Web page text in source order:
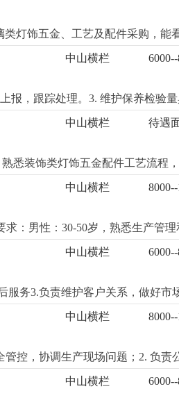
灯饰五金、工艺及配件采购，能
中山横栏
报，跟踪处理。3. 维护保养检验
中及以上学历，有工厂检验经验
填写记录。
更详细...
中山横栏 待遇
悉装饰类灯饰五金配件工艺流程
双程车费报销更详细...
中山横栏
：男性：30-50岁，熟悉生产管
极性。更详细...
中山横栏
服务3.负责维护客户关系，做好市
，做事细心，有上进心4.具有较
中山横栏
控，协调生产现场问题；2. 负责
公司指令，整理生产报表、会议
懂生产管理或做过人事/行政优先
：面议
中山横栏